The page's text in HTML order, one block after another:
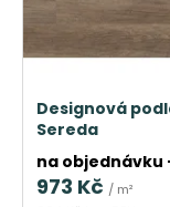
u
k
ůDesignová
Sereda
na objednávku
973 Kč / m²
m
e
TŘÍVRSTVÁ
DŘEVĚNÁ
PODLAHA
DUB
SUPERRUSTIC